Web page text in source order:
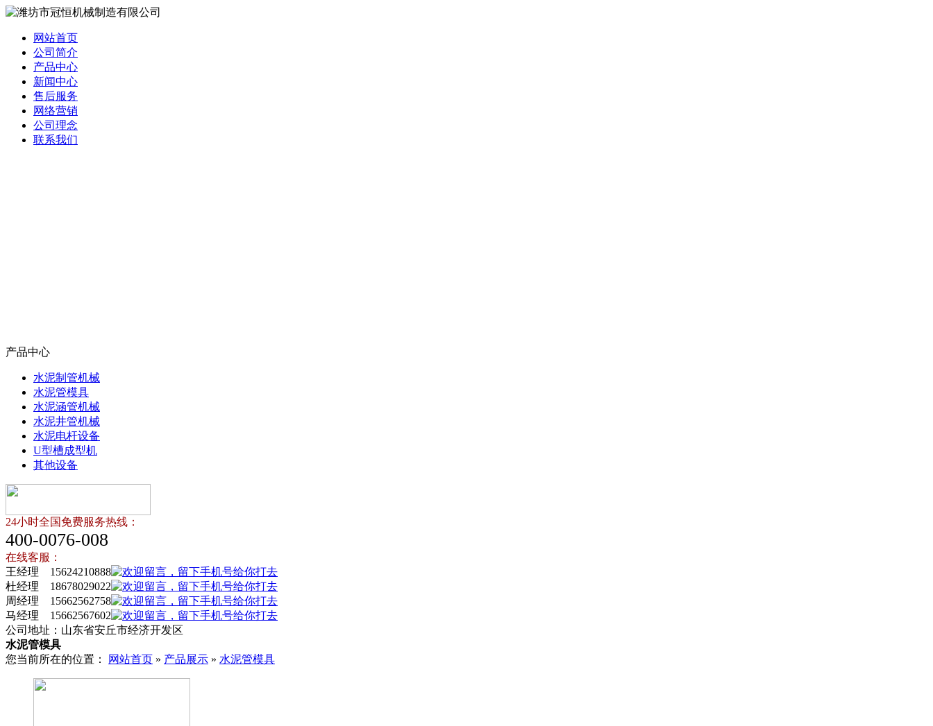
网站首页
公司简介
产品中心
新闻中心
售后服务
网络营销
公司理念
联系我们
产品中心
水泥制管机械
水泥管模具
水泥涵管机械
水泥井管机械
水泥电杆设备
U型槽成型机
其他设备
24小时全国免费服务热线：
400-0076-008
在线客服：
王经理 15624210888
杜经理 18678029022
周经理 15662562758
马经理 15662567602
公司地址：山东省安丘市经济开发区
水泥管模具
您当前所在的位置：
网站首页 » 产品展示 » 水泥管模具